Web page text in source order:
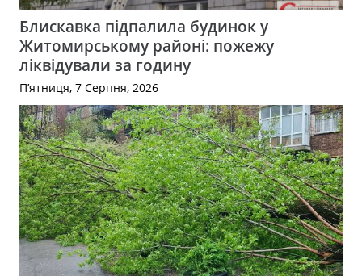
Блискавка підпалила будинок у
Житомирському районі: пожежу
ліквідували за годину
П’ятниця, 7 Серпня, 2026